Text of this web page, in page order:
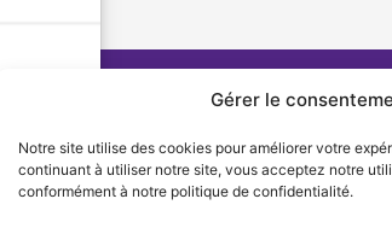
Gérer le
Notre site utilise des cookies pour améliorer votre
continuant à utiliser notre site, vous acceptez notre
conformément à notre politique de confidentialité.